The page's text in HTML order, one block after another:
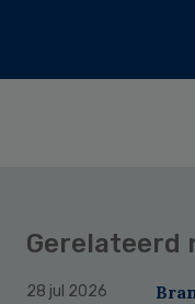
Gerelateerd
28 jul 2026